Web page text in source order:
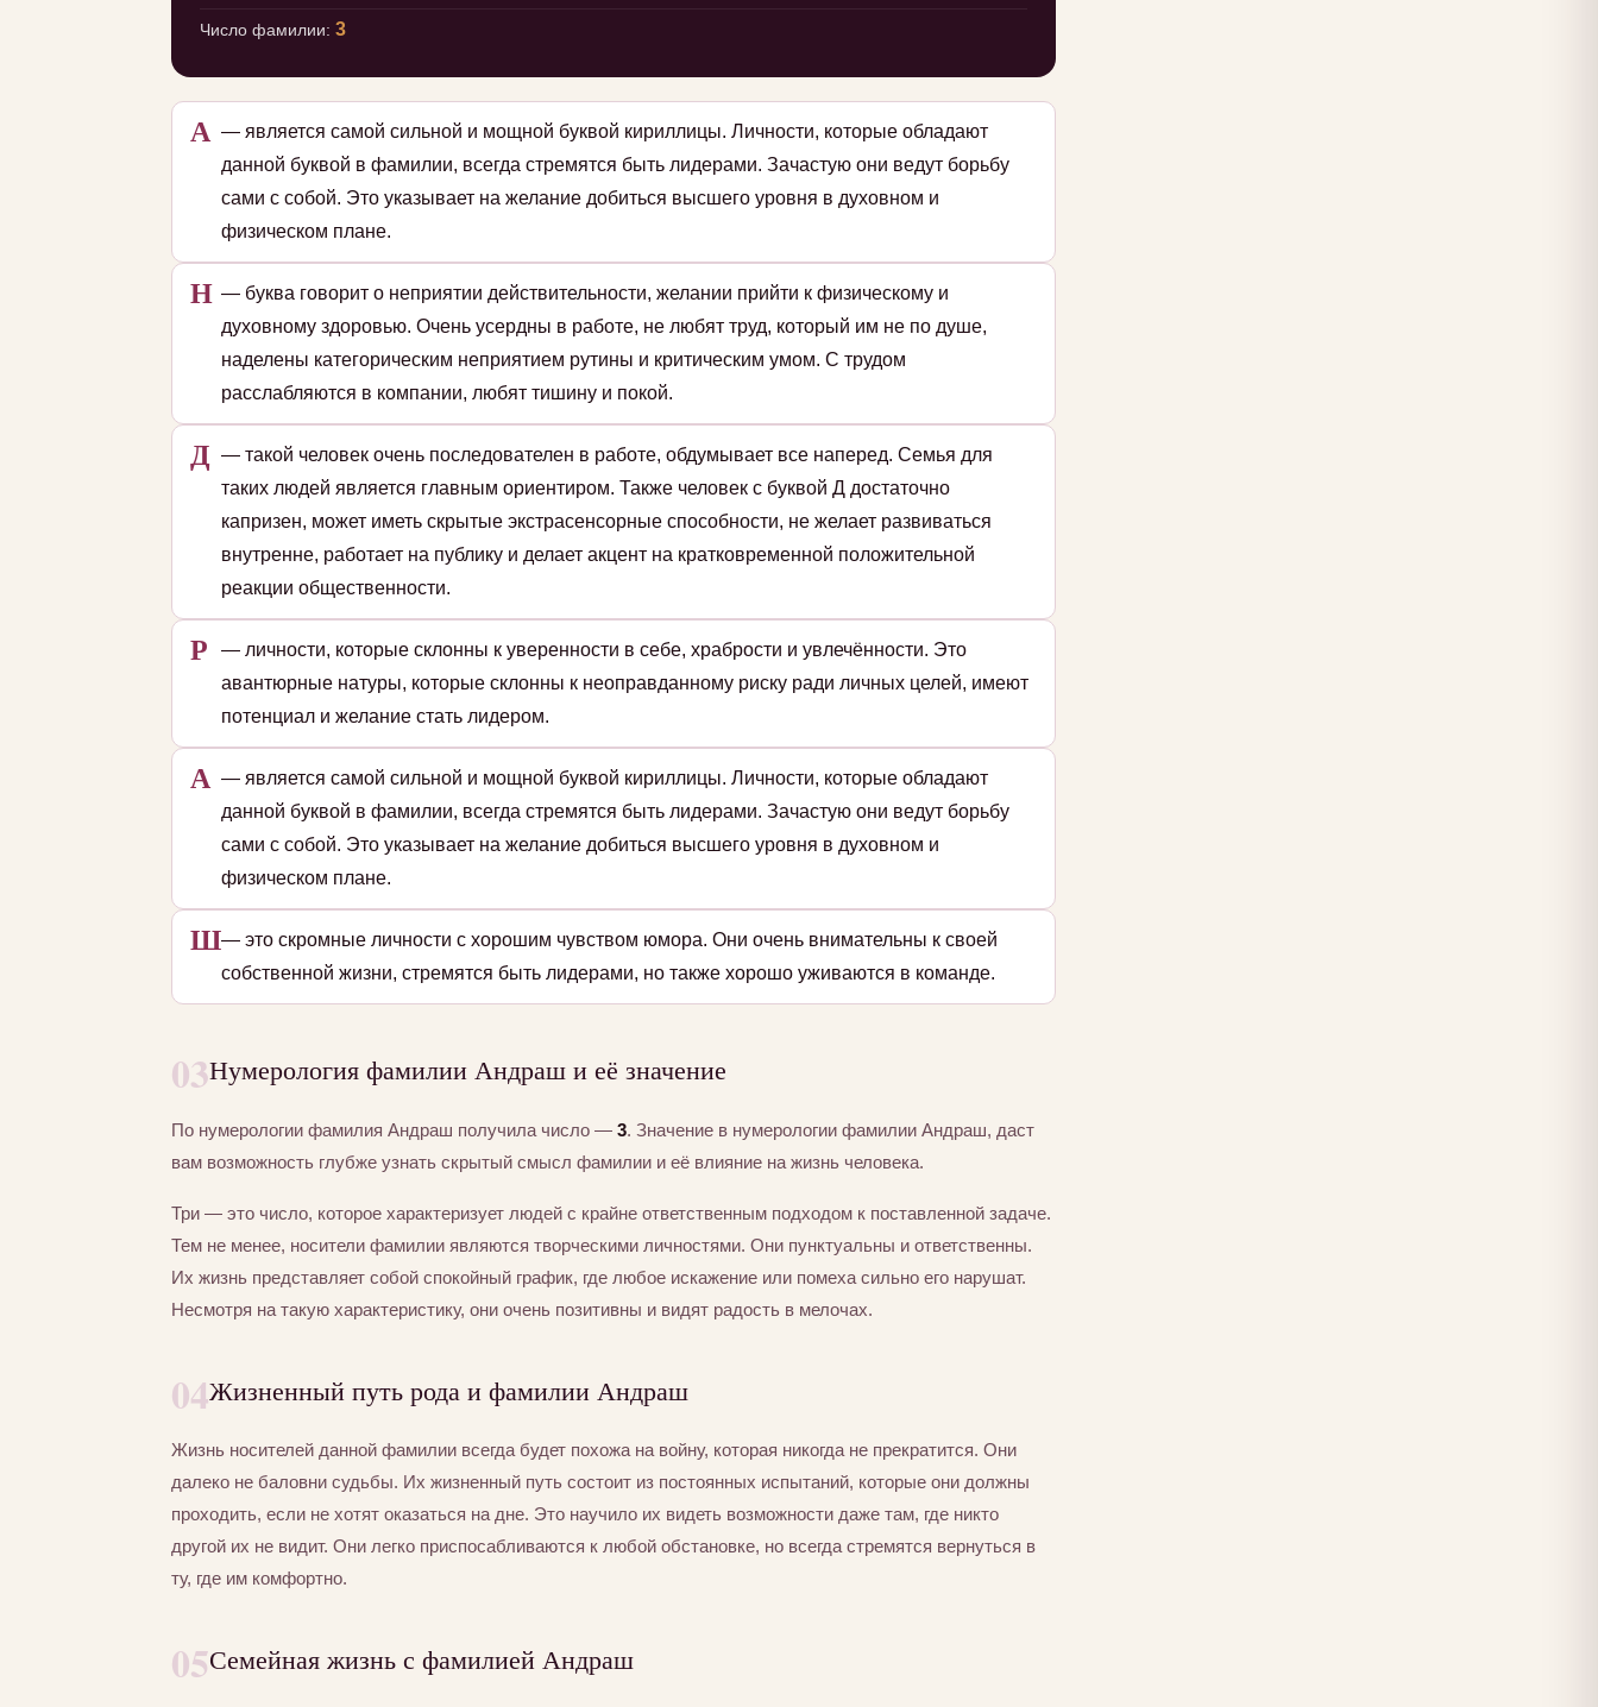
Число фамилии: 3
А — является самой сильной и мощной буквой кириллицы. Личности, которые обладают
данной буквой в фамилии, всегда стремятся быть лидерами. Зачастую они ведут борьбу
сами с собой. Это указывает на желание добиться высшего уровня в духовном и
физическом плане.
Н — буква говорит о неприятии действительности, желании прийти к физическому и
духовному здоровью. Очень усердны в работе, не любят труд, который им не по душе,
наделены категорическим неприятием рутины и критическим умом. С трудом
расслабляются в компании, любят тишину и покой.
Д — такой человек очень последователен в работе, обдумывает все наперед. Семья для
таких людей является главным ориентиром. Также человек с буквой Д достаточно
капризен, может иметь скрытые экстрасенсорные способности, не желает развиваться
внутренне, работает на публику и делает акцент на кратковременной положительной
реакции общественности.
Р
— личности, которые склонны к уверенности в себе, храбрости и увлечённости. Это
авантюрные натуры, которые склонны к неоправданному риску ради личных целей, имеют
потенциал и желание стать лидером.
А — является самой сильной и мощной буквой кириллицы. Личности, которые обладают
данной буквой в фамилии, всегда стремятся быть лидерами. Зачастую они ведут борьбу
сами с собой. Это указывает на желание добиться высшего уровня в духовном и
физическом плане.
Ш— это скромные личности с хорошим чувством юмора. Они очень внимательны к своей
собственной жизни, стремятся быть лидерами, но также хорошо уживаются в команде.
03Нумерология фамилии Андраш и её значение
По нумерологии фамилия Андраш получила число — 3. Значение в нумерологии фамилии Андраш, даст
вам возможность глубже узнать скрытый смысл фамилии и её влияние на жизнь человека.
Три — это число, которое характеризует людей с крайне ответственным подходом к поставленной задаче.
Тем не менее, носители фамилии являются творческими личностями. Они пунктуальны и ответственны.
Их жизнь представляет собой спокойный график, где любое искажение или помеха сильно его нарушат.
Несмотря на такую характеристику, они очень позитивны и видят радость в мелочах.
04Жизненный путь рода и фамилии Андраш
Жизнь носителей данной фамилии всегда будет похожа на войну, которая никогда не прекратится. Они
далеко не баловни судьбы. Их жизненный путь состоит из постоянных испытаний, которые они должны
проходить, если не хотят оказаться на дне. Это научило их видеть возможности даже там, где никто
другой их не видит. Они легко приспосабливаются к любой обстановке, но всегда стремятся вернуться в
ту, где им комфортно.
05Семейная жизнь с фамилией Андраш